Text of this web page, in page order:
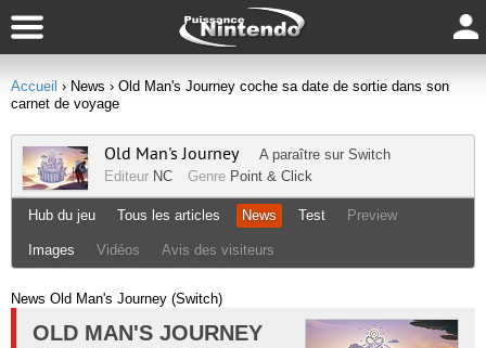
Accueil › News › Old Man's Journey coche sa date de sortie dans son
carnet de voyage
Old Man's Journey A paraître sur Switch
Editeur NC Genre Point & Click
Hub du jeu Tous les articles News Test Preview
Images Vidéos Avis des visiteurs
News Old Man's Journey (Switch)
OLD MAN'S JOURNEY